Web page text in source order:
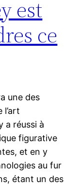
est
ce
une des
a réussi à
figurative
et en y
au fur
étant un des